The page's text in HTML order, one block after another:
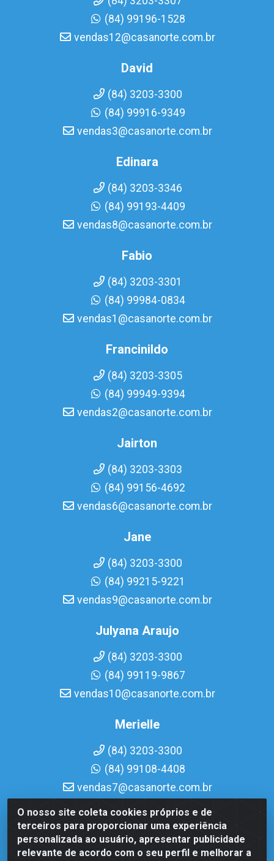
O nosso site coleta cookies próprios e de
terceiros para proporcionar uma experiência
personalizada ao usuário, apresentar publicidade
relevante de acordo com o seu perfil e melhorar a
(84) 99196-1528
vendas12@casanorte.com.br
David
(84) 3203-3300
(84) 99916-9349
vendas3@casanorte.com.br
Edinara
(84) 3203-3346
(84) 99193-4409
vendas8@casanorte.com.br
Fabio
(84) 3203-3301
(84) 99984-0834
vendas1@casanorte.com.br
Francinildo
(84) 3203-3305
(84) 99949-9394
vendas2@casanorte.com.br
Jairton
(84) 3203-3303
(84) 99156-4692
vendas6@casanorte.com.br
Jane
(84) 3203-3300
(84) 99215-9221
vendas9@casanorte.com.br
Julyana Araujo
(84) 3203-3300
(84) 99119-9867
vendas10@casanorte.com.br
Merielle
(84) 3203-3300
(84) 99108-4408
vendas7@casanorte.com.br
Casa Norte LTDA - Av. Interventor Mário Câmara, 1815 -
Dix-Sept Rosado, Natal/RN - CEP 59054-600 - CNPJ
08.713.513/0001-51